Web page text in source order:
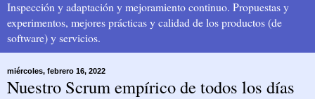
Inspección y adaptación y mejoramiento continuo. Propuestas y
experimentos, mejores prácticas y calidad de los productos (de
software) y servicios.
miércoles, febrero 16, 2022
Nuestro Scrum empírico de todos los días